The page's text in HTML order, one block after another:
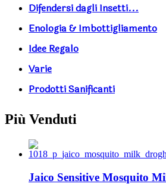
Difendersi dagli Insetti...
Enologia & Imbottigliamento
Idee Regalo
Varie
Prodotti Sanificanti
Più Venduti
Jaico Sensitive Mosquito